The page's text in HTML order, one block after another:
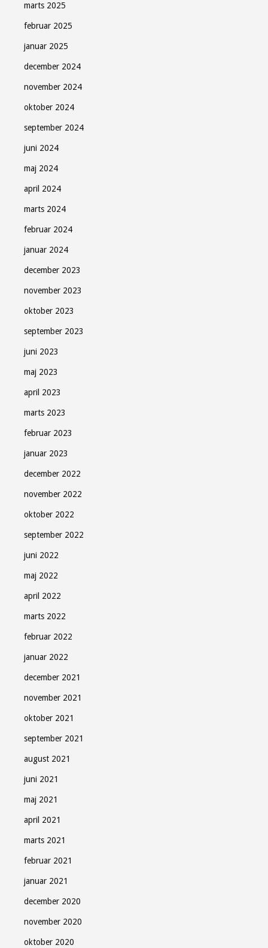
marts 2025
februar 2025
januar 2025
december 2024
november 2024
oktober 2024
september 2024
juni 2024
maj 2024
april 2024
marts 2024
februar 2024
januar 2024
december 2023
november 2023
oktober 2023
september 2023
juni 2023
maj 2023
april 2023
marts 2023
februar 2023
januar 2023
december 2022
november 2022
oktober 2022
september 2022
juni 2022
maj 2022
april 2022
marts 2022
februar 2022
januar 2022
december 2021
november 2021
oktober 2021
september 2021
august 2021
juni 2021
maj 2021
april 2021
marts 2021
februar 2021
januar 2021
december 2020
november 2020
oktober 2020